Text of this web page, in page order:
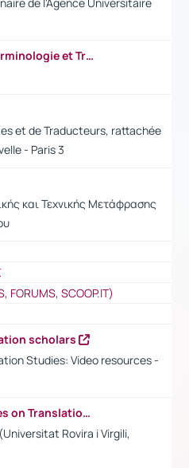
Centre de recherche en Terminologie et Traduction (CRTT)
et de Traducteurs, rattachée
- Paris 3
και Τεχνικής Μετάφρασης
FORUMS, SCOOP.IT)
scholars
Studies: Video resources -
Catalogue of video lectures on Translation and Intercultural Studies
Rovira i Virgili,